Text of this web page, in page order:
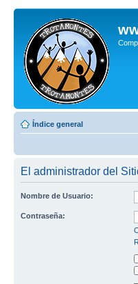
Índice general
El administrador del
Nombre de Usuario:
Contraseña: